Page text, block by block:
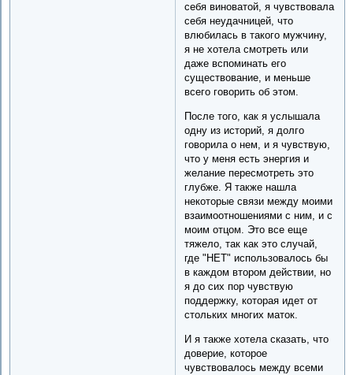
себя виноватой, я чувствовала
себя неудачницей, что
влюбилась в такого мужчину,
я не хотела смотреть или
даже вспоминать его
существование, и меньше
всего говорить об этом.
После того, как я услышала
одну из историй, я долго
говорила о нем, и я чувствую,
что у меня есть энергия и
желание пересмотреть это
глубже. Я также нашла
некоторые связи между моими
взаимоотношениями с ним, и с
моим отцом. Это все еще
тяжело, так как это случай,
где "НЕТ" использовалось бы
в каждом втором действии, но
я до сих пор чувствую
поддержку, которая идет от
стольких многих маток.
И я также хотела сказать, что
доверие, которое
чувствовалось между всеми